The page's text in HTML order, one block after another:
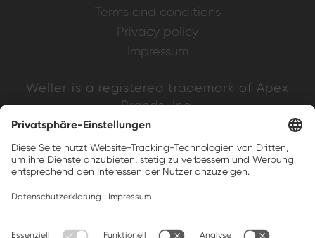
Terms and conditions
Privacy policy
Impressum
Weller is a registered trademark of Apex
Brands, Inc.